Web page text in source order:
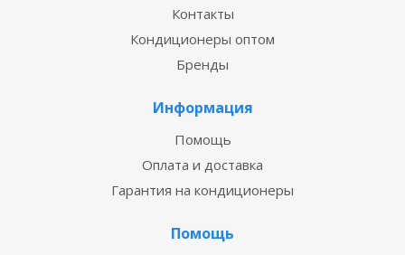
Контакты
Кондиционеры оптом
Бренды
Информация
Помощь
Оплата и доставка
Гарантия на кондиционеры
Помощь